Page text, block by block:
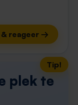
& reageer →
Tip!
plek te